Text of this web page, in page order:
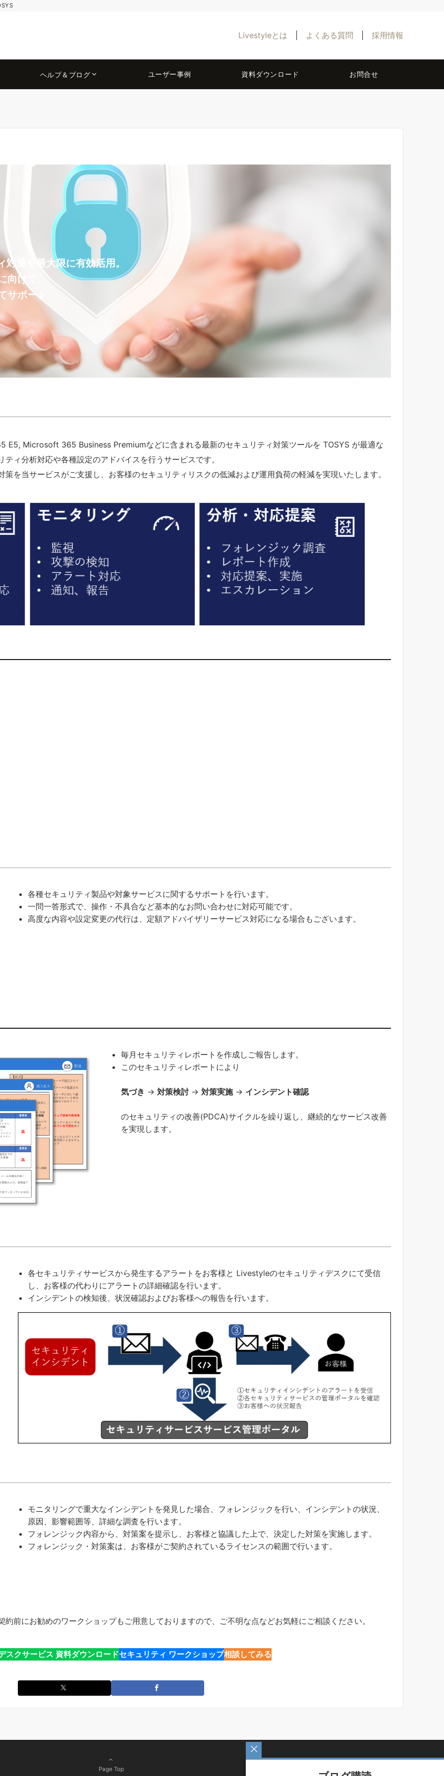
Livestyleとは よくある質問 採用情報
ヘルプ＆ブログ ユーザー事例 資料ダウンロード お問合せ
策を最大限に有効活用。
向けて、
ポート
E5, Microsoft 365 Business Premiumなどに含まれる最新のセキュリティ対策ツールを TOSYS が最適な
ィ分析対応や各種設定のアドバイスを行うサービスです。
を当サービスがご支援し、お客様のセキュリティリスクの低減および運用負荷の軽減を実現いたします。
各種セキュリティ製品や対象サービスに関するサポートを行います。
一問一答形式で、操作・不具合など基本的なお問い合わせに対応可能です。
高度な内容や設定変更の代行は、定額アドバイザリーサービス対応になる場合もございます。
毎月セキュリティレポートを作成しご報告します。
このセキュリティレポートにより
気づき → 対策検討→ 対策実施→ インシデント確認
のセキュリティの改善(PDCA)サイクルを繰り返し、継続的なサービス改善
を実現します。
各セキュリティサービスから発生するアラートをお客様と Livestyleのセキュリティデスクにて受信
し、お客様の代わりにアラートの詳細確認を行います。
インシデントの検知後、状況確認およびお客様への報告を行います。
モニタリングで重大なインシデントを発見した場合、フォレンジックを行い、インシデントの状況、
原因、影響範囲等、詳細な調査を行います。
フォレンジック内容から、対策案を提示し、お客様と協議した上で、決定した対策を実施します。
フォレンジック・対策案は、お客様がご契約されているライセンスの範囲で行います。
前にお勧めのワークショップもご用意しておりますので、ご不明な点などお気軽にご相談ください。
スクサービス 資料ダウンロードセキュリティ ワークショップ相談してみる
Page Top